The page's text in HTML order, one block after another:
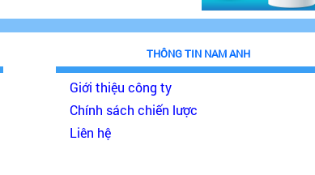
THÔNG TIN NAM ANH
Giới thiệu công ty
Chính sách chiến lược
Liên hệ